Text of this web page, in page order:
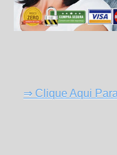
⇒ Clique Aqui